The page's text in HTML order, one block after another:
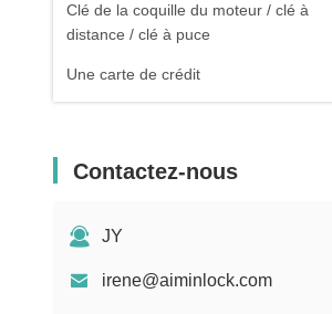
Clé de la coquille du moteur / clé à
distance / clé à puce
Une carte de crédit
Contactez-nous
JY
irene@aiminlock.com